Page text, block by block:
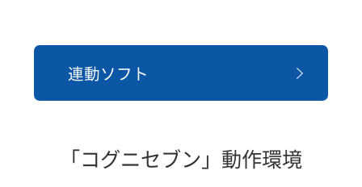
連動ソフト
「コグニセブン」動作環境